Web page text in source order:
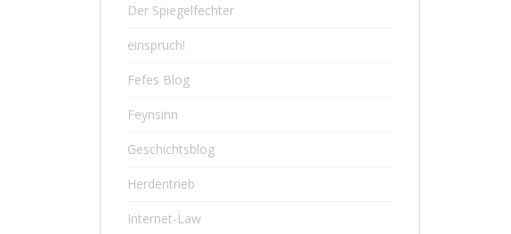
Der Spiegelfechter
einspruch!
Fefes Blog
Feynsinn
Geschichtsblog
Herdentrieb
Internet-Law